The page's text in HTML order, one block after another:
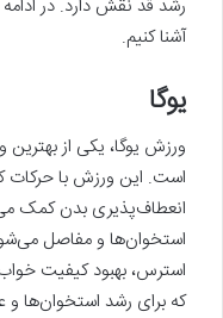
رشد قد نقش دارد. در
آشنا کنیم.
یوگا
ورزش یوگا، یکی از
است. این ورزش با
انعطاف‌پذیری بدن کمک
استخوان‌ها و مفاصل
استرس، بهبود کیفیت
که برای رشد استخوان‌ها